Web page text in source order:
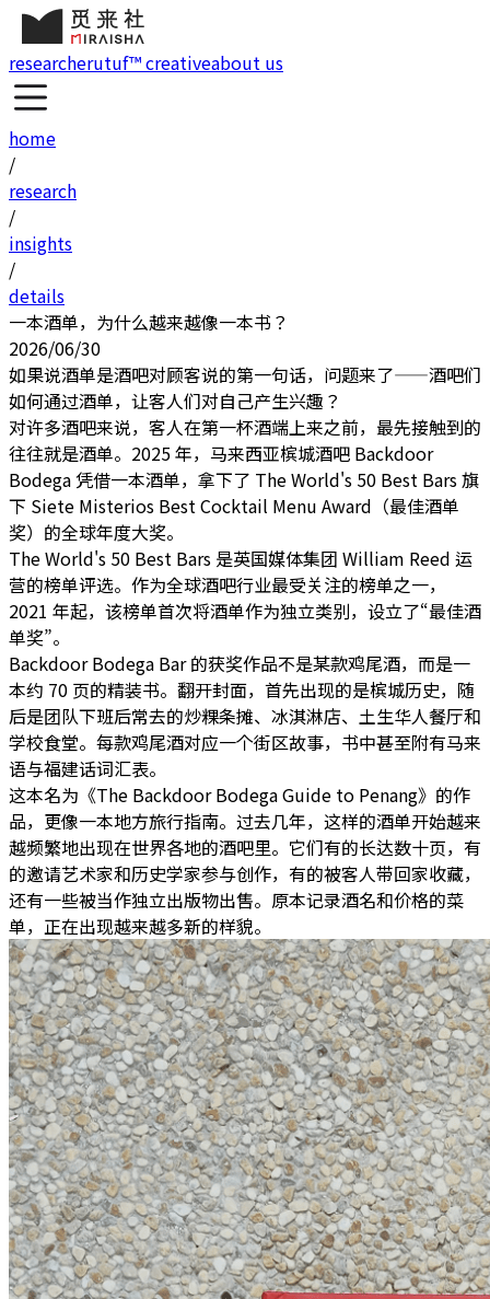
researcherutuf™ creativeabout us
home
/
research
/
insights
/
details
一本酒单，为什么越来越像一本书？
2026/06/30
如果说酒单是酒吧对顾客说的第一句话，问题来了——酒吧们
如何通过酒单，让客人们对自己产生兴趣？
对许多酒吧来说，客人在第一杯酒端上来之前，最先接触到的
往往就是酒单。2025 年，马来西亚槟城酒吧 Backdoor
Bodega 凭借一本酒单，拿下了 The World's 50 Best Bars 旗
下 Siete Misterios Best Cocktail Menu Award（最佳酒单
奖）的全球年度大奖。
The World's 50 Best Bars 是英国媒体集团 William Reed 运
营的榜单评选。作为全球酒吧行业最受关注的榜单之一，
2021 年起，该榜单首次将酒单作为独立类别，设立了“最佳酒
单奖”。
Backdoor Bodega Bar 的获奖作品不是某款鸡尾酒，而是一
本约 70 页的精装书。翻开封面，首先出现的是槟城历史，随
后是团队下班后常去的炒粿条摊、冰淇淋店、土生华人餐厅和
学校食堂。每款鸡尾酒对应一个街区故事，书中甚至附有马来
语与福建话词汇表。
这本名为《The Backdoor Bodega Guide to Penang》的作
品，更像一本地方旅行指南。 过去几年，这样的酒单开始越来
越频繁地出现在世界各地的酒吧里。它们有的长达数十页，有
的邀请艺术家和历史学家参与创作，有的被客人带回家收藏，
还有一些被当作独立出版物出售。原本记录酒名和价格的菜
单，正在出现越来越多新的样貌。